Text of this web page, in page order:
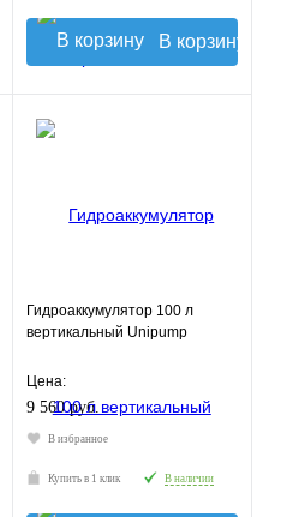
В корзину
Гидроаккумулятор 100 л
вертикальный Unipump
Цена:
9 560 руб.
В избранное
Купить в 1 клик В наличии